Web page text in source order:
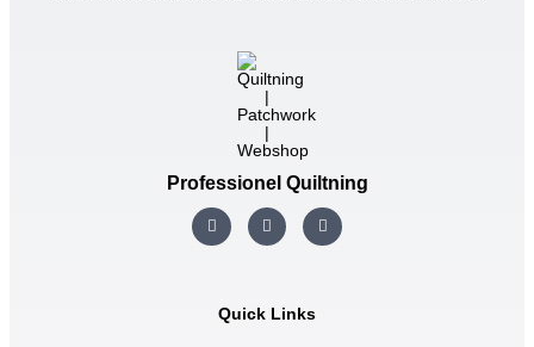
Professionel Quiltning
I
n
s
F
a
c
o
k
Y
o
u
Quick Links